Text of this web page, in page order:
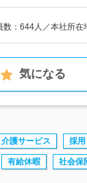
：644人／本社所在
気になる
介護サービス 採用
有給休暇 社会保